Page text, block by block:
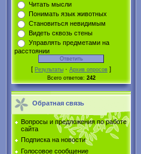
Читать мысли
Понимать язык животных
Становиться невидимым
Видеть сквозь стены
Управлять предметами на
расстоянии
[ Результаты · Архив опросов ]
Всего ответов: 242
Обратная связь
Вопросы и предложения по работе
сайта
Подписка на новости
Голосовое сообщение